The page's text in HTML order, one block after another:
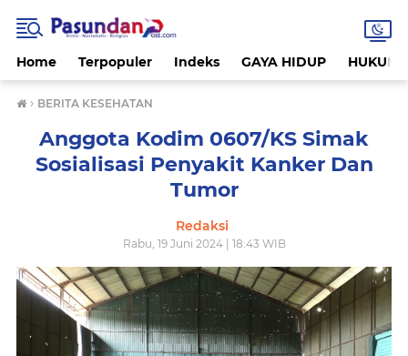
Home Terpopuler Indeks GAYA HIDUP HUKUM
› BERITA KESEHATAN
Anggota Kodim 0607/KS Simak
Sosialisasi Penyakit Kanker Dan
Tumor
Redaksi
Rabu, 19 Juni 2024 | 18:43 WIB